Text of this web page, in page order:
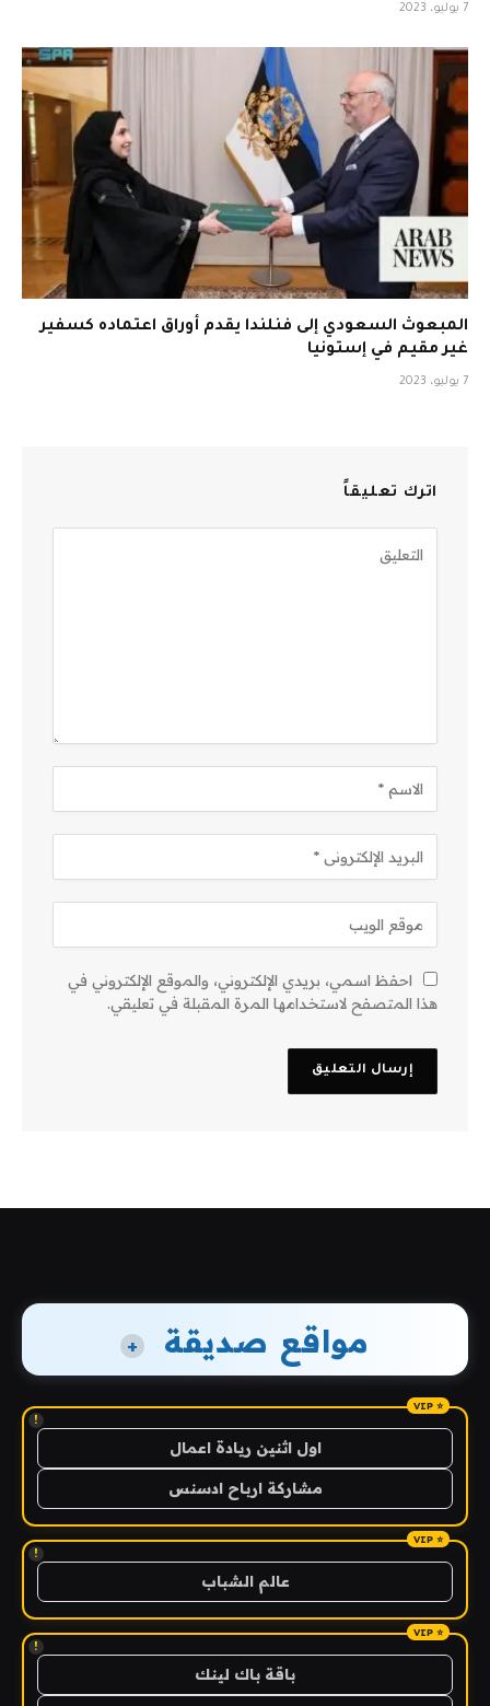
7 يوليو، 2023
المبعوث السعودي إلى فنلندا يقدم أوراق اعتماده كسفير
غير مقيم في إستونيا
7 يوليو، 2023
اترك تعليقاً
احفظ اسمي، بريدي الإلكتروني، والموقع الإلكتروني في
هذا المتصفح لاستخدامها المرة المقبلة في تعليقي.
مواقع صديقة +
!
اول اثنين ريادة اعمال
مشاركة ارباح ادسنس
!
عالم الشباب
!
باقة باك لينك